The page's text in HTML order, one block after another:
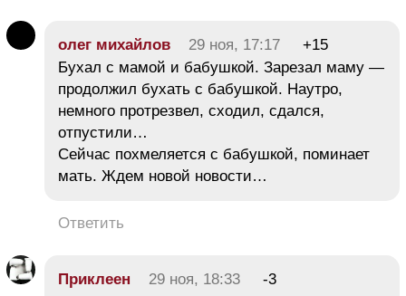
олег михайлов 29 ноя, 17:17
+15
Бухал с мамой и бабушкой. Зарезал маму —
продолжил бухать с бабушкой. Наутро,
немного протрезвел, сходил, сдался,
отпустили…
Сейчас похмеляется с бабушкой, поминает
мать. Ждем новой новости…
Ответить
Приклеен 29 ноя, 18:33
-3